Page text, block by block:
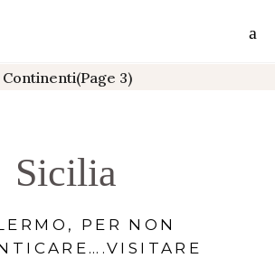
Continenti(Page 3)
Sicilia
PER NON